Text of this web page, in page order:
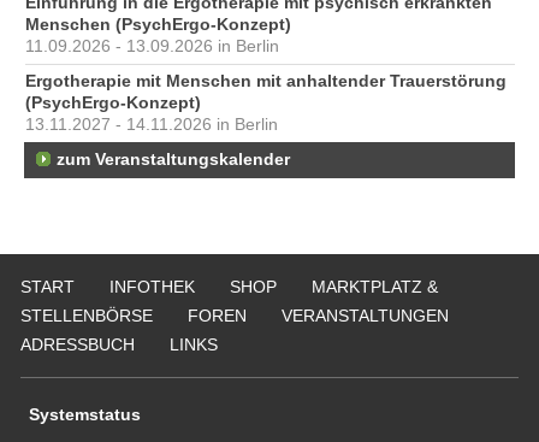
Menschen (PsychErgo-Konzept)
11.09.2026 - 13.09.2026 in Berlin
Ergotherapie mit Menschen mit anhaltender Trauerstörung
(PsychErgo-Konzept)
13.11.2027 - 14.11.2026 in Berlin
zum Veranstaltungskalender
START INFOTHEK SHOP
MARKTPLATZ &
STELLENBÖRSE
FOREN
VERANSTALTUNGEN
ADRESSBUCH
LINKS
Systemstatus